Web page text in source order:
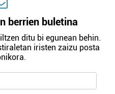
berrien buletina
ditu bi egunean behin.
iristen zaizu posta